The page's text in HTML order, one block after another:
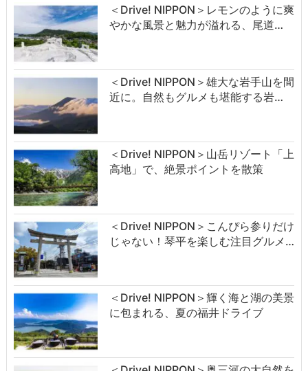
＜Drive! NIPPON＞レモンのように爽
やかな風景と魅力が溢れる、尾道…
＜Drive! NIPPON＞雄大な岩手山を間
近に。自然もグルメも堪能する岩…
＜Drive! NIPPON＞山岳リゾート「上
高地」で、絶景ポイントを散策
＜Drive! NIPPON＞こんぴら参りだけ
じゃない！琴平を楽しむ注目グルメ…
＜Drive! NIPPON＞輝く海と湖の美景
に包まれる、夏の福井ドライブ